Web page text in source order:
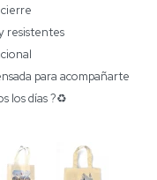
resistentes
para acompañarte
los días ?♻️